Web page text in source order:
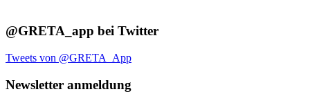
@GRETA_app bei Twitter
Tweets von @GRETA_App
Newsletter anmeldung